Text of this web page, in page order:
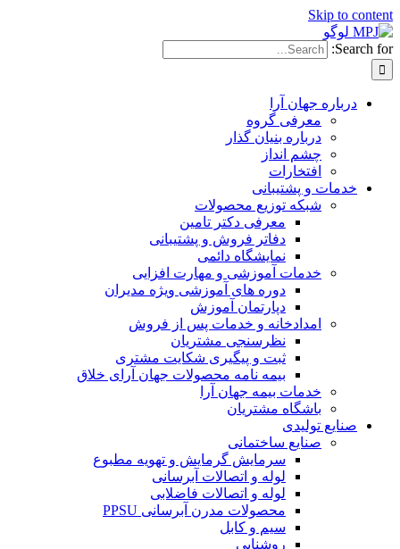
Skip to content
Search for:
درباره جهان آرا
معرفی گروه
درباره بنیان گذار
چشم انداز
افتخارات
خدمات و پشتیبانی
شبکه توزیع محصولات
معرفی دکتر تامین
دفاتر فروش و پشتیبانی
نمایشگاه دائمی
خدمات آموزشی و مهارت افزایی
دوره های آموزشی ویژه مدیران
دپارتمان آموزش
امدادخانه و خدمات پس از فروش
نظرسنجی مشتریان
ثبت و پیگیری شکایت مشتری
بیمه نامه محصولات جهان آرای خلاق
خدمات بیمه جهان آرا
باشگاه مشتریان
صنایع تولیدی
صنایع ساختمانی
سرمایش گرمایش و تهویه مطبوع
لوله و اتصالات آبرسانی
لوله و اتصالات فاضلابی
محصولات مدرن آبرسانی PPSU
سیم و کابل
روشنایی